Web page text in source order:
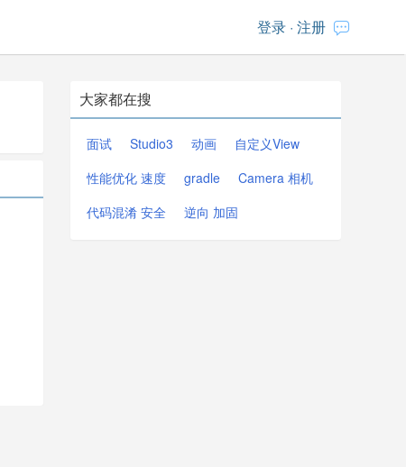
登录 · 注册
大家都在搜
面试 Studio3 动画
自定义View
性能优化 速度
gradle
Camera 相机
代码混淆 安全
逆向 加固